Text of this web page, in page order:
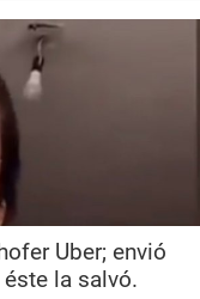
Uber; envió
la salvó.